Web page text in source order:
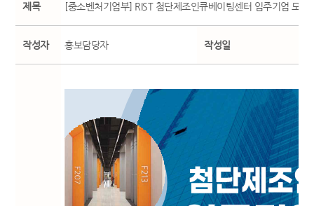
제목 [중소벤처기업부] RIST 첨단제조인큐베이팅센터 입주기업 모집
작성자 홍보담당자 작성일